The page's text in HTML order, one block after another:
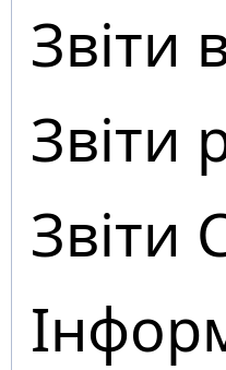
Звіти
Звіти
Звіти